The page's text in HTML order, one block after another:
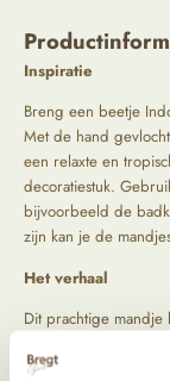
Inspiratie
Breng een beetje
Met de hand
een relaxte en
decoratiestuk.
bijvoorbeeld de
zijn kan je de
Het verhaal
Dit prachtige mandje
gevlochten wat ze
locaties om de